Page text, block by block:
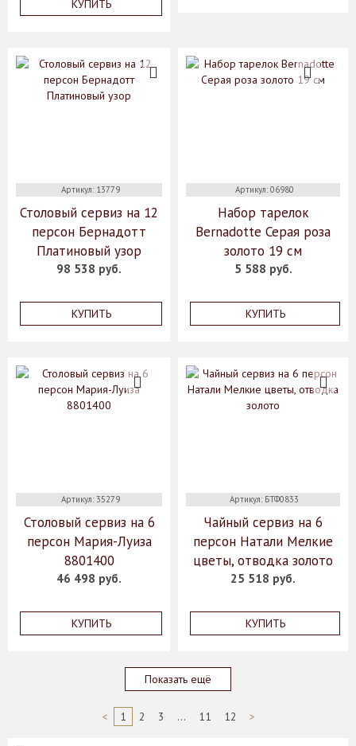
КУПИТЬ
Артикул: 13779
Столовый сервиз на 12
персон Бернадотт
Платиновый узор
98 538 руб.
КУПИТЬ
Артикул: 06980
Набор тарелок
Bernadotte Серая роза
золото 19 см
5 588 руб.
КУПИТЬ
Артикул: 35279
Столовый сервиз на 6
персон Мария-Луиза
8801400
46 498 руб.
КУПИТЬ
Артикул: БТФ0833
Чайный сервиз на 6
персон Натали Мелкие
цветы, отводка золото
25 518 руб.
КУПИТЬ
Показать ещё
< 1 2 3 ... 11 12 >